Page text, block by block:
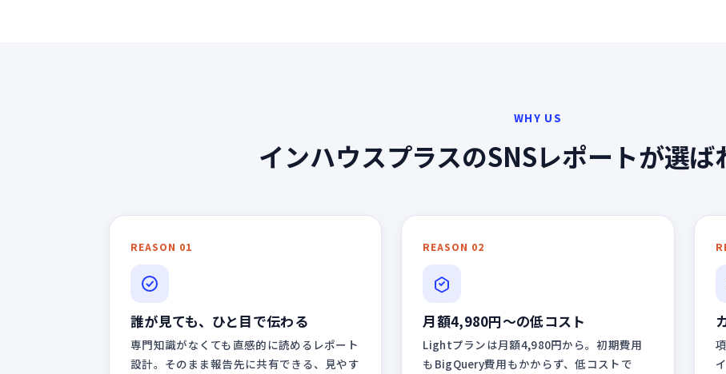
WHY US
インハウスプラスのSNSレポートが選ば
REASON 01
誰が見ても、ひと目で伝わる
専門知識がなくても直感的に読めるレポート
設計。そのまま報告先に共有できる、見やす
REASON 02
月額4,980円〜の低コスト
Lightプランは月額4,980円から。初期費用
もBigQuery費用もかからず、低コストで